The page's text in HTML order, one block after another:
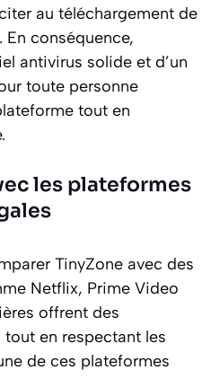
au téléchargement de
conséquence,
antivirus solide et d’un
toute personne
tout en
les plateformes
TinyZone avec des
Netflix, Prime Video
offrent des
en respectant les
de ces plateformes